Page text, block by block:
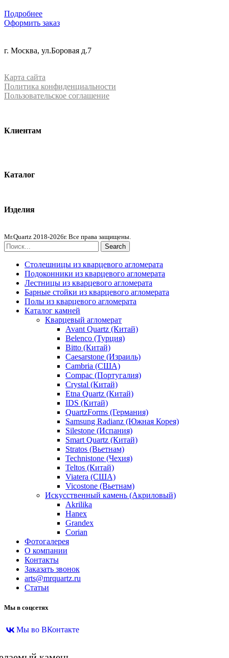
Подробнее
Оформить заказ
г. Москва, ул.Боровая д.7
Карта сайта
Политика конфиденциальности
Пользовательское соглашение
Клиентам
Каталог
Изделия
Mr.Quartz 2018-2026г. Все права защищены.
Search
Столешницы из кварцевого агломерата
Подоконники из кварцевого агломерата
Лестницы из кварцевого агломерата
Барные стойки из кварцевого агломерата
Полы из кварцевого агломерата
Каталог камней
Кварцевый агломерат
Avant Quartz (Китай)
Belenco (Турция)
Bitto (Китай)
Caesarstone (Израиль)
Cambria (США)
Compac (Португалия)
Crystal (Китай)
Etna Quartz (Китай)
IDS (Китай)
QuartzForms (Германия)
Samsung Radianz (Южная Корея)
Silestone (Испания)
Smart Quartz (Китай)
Stratos (Вьетнам)
Technistone (Чехия)
Teltos (Китай)
Viatera (США)
Vicostone (Вьетнам)
Искусственный камень (Акриловый)
Akrilika
Hanex
Grandex
Corian
Фотогалерея
О компании
Контакты
Заказать звонок
arts@mrquartz.ru
Статьи
Мы в соцсетях
Мы во ВКонтакте